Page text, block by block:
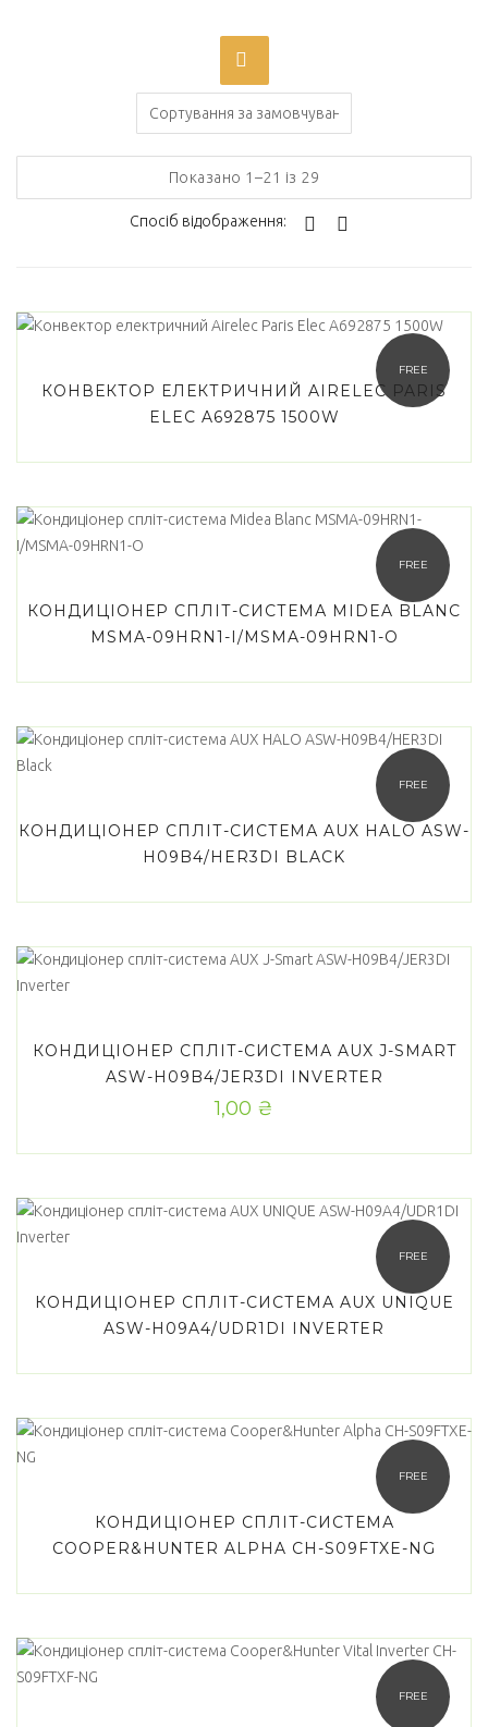
On sale(0)
Категорії товарів
Africa (0)
AUX(3)
LG (1)
Опціонально(11)
Показано 1–21 із 29
Спосіб відображення:
FREE
КОНВЕКТОР ЕЛЕКТРИЧНИЙ AIRELEC PARIS
ELEC A692875 1500W
FREE
КОНДИЦIОНЕР СПЛІТ-СИСТЕМА MIDEA BLANC
MSMA-09HRN1-I/MSMA-09HRN1-O
FREE
КОНДИЦІОНЕР СПЛІТ-СИСТЕМА AUX HALO ASW-
H09B4/HER3DI BLACK
КОНДИЦІОНЕР СПЛІТ-СИСТЕМА AUX J-SMART
ASW-H09B4/JER3DI INVERTER
1,00 ₴
FREE
КОНДИЦІОНЕР СПЛІТ-СИСТЕМА AUX UNIQUE
ASW-H09A4/UDR1DI INVERTER
FREE
КОНДИЦІОНЕР СПЛІТ-СИСТЕМА
COOPER&HUNTER ALPHA CH-S09FTXE-NG
FREE